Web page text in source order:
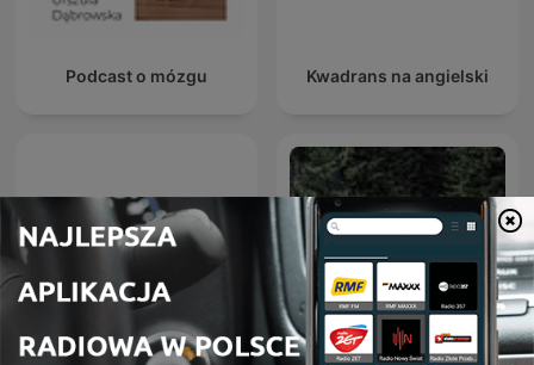
Podcast o mózgu Kwadrans na angielski